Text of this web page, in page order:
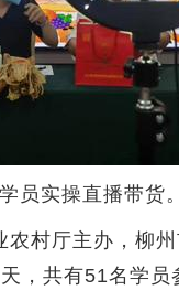
学员实操直播带货。
村厅主办，柳州
，共有51名学员